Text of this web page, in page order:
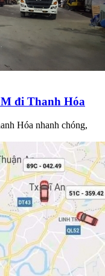
đi Thanh Hóa
Hóa nhanh chóng,